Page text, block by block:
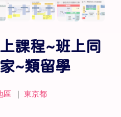
課程~班上同
~類留學
區 ｜ 東京都